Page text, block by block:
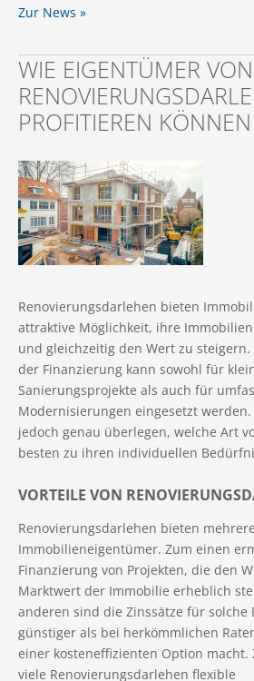
Zur News »
WIE EIGENTÜMER VON
PROFITIEREN KÖNNEN
Renovierungsdarlehen bieten
attraktive Möglichkeit, ihre
und gleichzeitig den Wert zu steigern.
der Finanzierung kann sowohl für
Sanierungsprojekte als auch für
Modernisierungen eingesetzt
jedoch genau überlegen, welche Art
besten zu ihren individuellen
VORTEILE VON
Renovierungsdarlehen bieten
Immobilieneigentümer. Zum einen
Finanzierung von Projekten, die den
Marktwert der Immobilie erheblich
anderen sind die Zinssätze für solche
günstiger als bei herkömmlichen
einer kosteneffizienten Option macht.
viele Renovierungsdarlehen flexible